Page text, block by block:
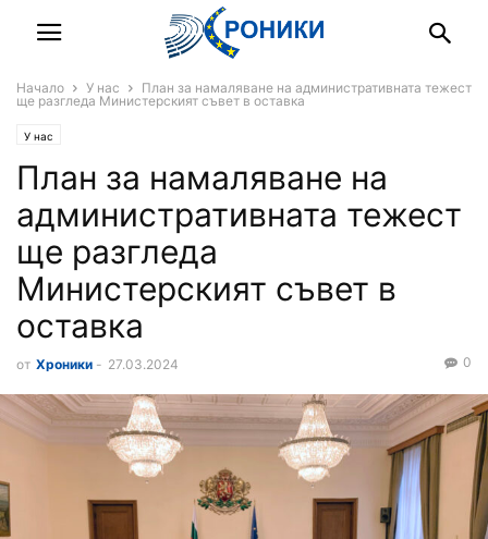
Начало У нас
План за намаляване на административната тежест
ще разгледа Министерският съвет в оставка
У нас
План за намаляване на
административната тежест
ще разгледа
Министерският съвет в
оставка
от Хроники - 27.03.2024 0